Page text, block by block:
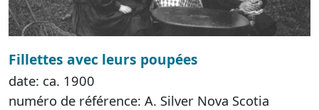
Fillettes avec leurs poupées
date: ca. 1900
numéro de référence: A. Silver Nova Scotia